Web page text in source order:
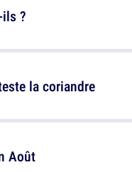
?
Août
la coriandre